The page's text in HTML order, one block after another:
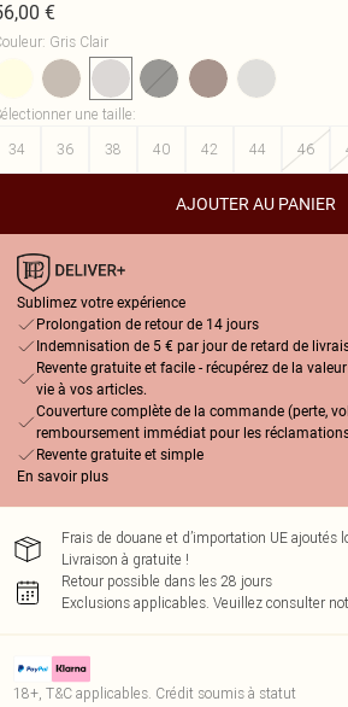
€
: Gris Clair
une taille:
34
36 38 40 42 44 46
AJOUTER AU PANIER
Sublimez votre expérience
Prolongation de retour de 14 jours
Indemnisation de 5 € par jour de retard de
Revente gratuite et facile - récupérez de la
vie à vos articles.
Couverture complète de la commande (perte,
remboursement immédiat pour les
Revente gratuite et simple
En savoir plus
Frais de douane et d’importation UE ajoutés
Livraison à gratuite !
Retour possible dans les 28 jours
Exclusions applicables. Veuillez consulter
18+, T&C applicables. Crédit soumis à statut